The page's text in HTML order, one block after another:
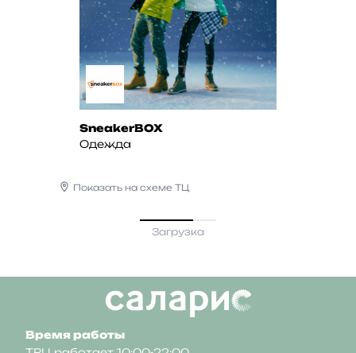
SneakerBOX
Одежда
Показать на схеме ТЦ
Загрузка
Время работы